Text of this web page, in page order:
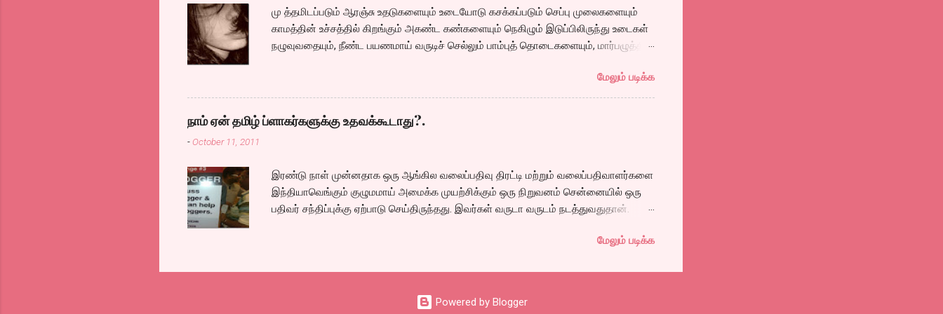
மு த்தமிடப்படும் ஆரஞ்சு உதடுகளையும் உடையோடு கசக்கப்படும் செப்பு முலைகளையும்
காமத்தின் உச்சத்தில் கிறங்கும் அகண்ட கண்களையும் நெகிழும் இடுப்பிலிருந்து உடைகள்
நழுவுவதையும், நீண்ட பயணமாய் வருடிச் செல்லும் பாம்புத் தொடைகளையும், மார்பழுத்தி
சாகிறேனடி நான். கவிதை by கேபிள் சங்கர்( இப்படி நாமே சொல்லிட்டாத்தான்
ஒத்துப்பாங்கனு) டிஸ்கி: இதுக்கு ஒரு நல்ல தலைப்பு கொடுங்கப்பா. . Technorati Tags:
kavithai , கவிதை , எண்டர் கவிதை உயிரோடை கவிதை போட்டிக்கான கவிதையை படிக்க
மேலும் படிக்க
நாம் ஏன் தமிழ் ப்ளாகர்களுக்கு உதவக்கூடாது?.
- October 11, 2011
இரண்டு நாள் முன்னதாக ஒரு ஆங்கில வலைப்பதிவு திரட்டி மற்றும் வலைப்பதிவாளர்களை
இந்தியாவெங்கும் குழுமமாய் அமைக்க முயற்சிக்கும் ஒரு நிறுவனம் சென்னையில் ஒரு
பதிவர் சந்திப்புக்கு ஏற்பாடு செய்திருந்தது. இவர்கள் வருடா வருடம் நடத்துவதுதான்.
மேலும் படிக்க
Powered by Blogger